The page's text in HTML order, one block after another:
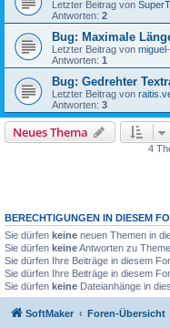
Letzter Beitrag von
Antworten: 2
Bug: Maximale
Letzter Beitrag von
Antworten: 1
Bug: Gedrehter
Letzter Beitrag von
Antworten: 3
Neues Thema
4
BERECHTIGUNGEN IN DIESEM
Sie dürfen keine neuen Themen in
Sie dürfen keineAntworten zu
Sie dürfen Ihre Beiträge in diesem
Sie dürfen Ihre Beiträge in diesem
Sie dürfen keine Dateianhänge in
SoftMaker Foren-Übersicht